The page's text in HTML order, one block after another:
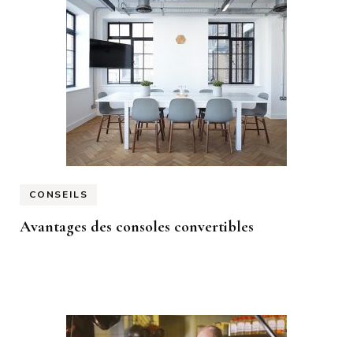
CONSEILS
Avantages des consoles convertibles